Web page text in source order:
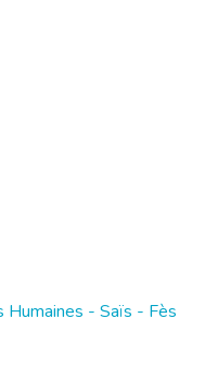
- Saïs - Fès